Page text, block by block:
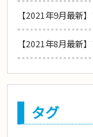
【2021年9月最新
【2021年8月最新
タグ